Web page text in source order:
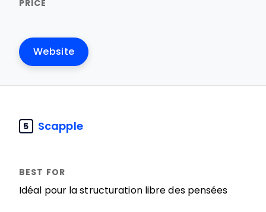
Website
5 Scapple
Idéal pour la structuration libre des pensées